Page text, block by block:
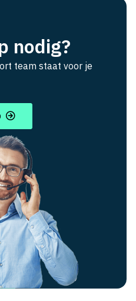
nodig?
team staat voor je